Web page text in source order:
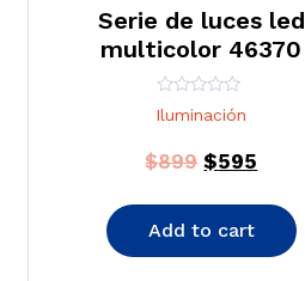
Serie de luces led
multicolor 46370
Rated
0
of
5
Iluminación
$899 $595
Add to cart